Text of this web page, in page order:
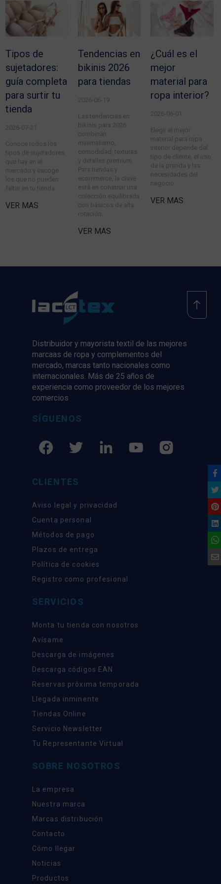
Tipos de
sujetadores:
guía completa
para surtir tu
tienda
2026-07-21
Conoce todos los
tipos de sujetadores
que hay en el
mercado y escoge
los que no pueden
faltar en tu tienda.
VER MAS
Tendencias en
bikinis 2026
para tiendas
2026-06-19
Las tendencias en
bikinis para 2026
combinan
minimalismo,
comodidad, texturas
y detalles premium.
Para tiendas y
ecommerce, la clave
está en construir una
colección equilibrada
con básicos de alta
rotación.
VER MAS
¿Cuál es el
mejor
material para
ropa interior?
2026-06-01
Elegir el mejor
material para ropa
interior depende del
tipo de cliente, el uso
de la prenda y las
necesidades del
negocio
VER MAS
Distribuidor y mayorista textil de las mejores
marcaas de ropa y complementos del
mercado, marcas tanto nacionales como
internacionales. Más de 25 años de
experiencia como proveedor de los mejores
comercios
SÍGUENOS
CLIENTES
Aviso legal y privacidad
Cuenta personal
Métodos de pago
Plazos de entrega
Política de cookies
Registro como profesional
SERVICIOS
Monta tu tienda con nosotros
Avísame
Descarga de imágenes
Descarga códigos EAN
Reservas próxima temporada
Llegada inminente
Tiendas Online
Servicio Newsletter
Tu Representante Virtual
SOBRE NOSOTROS
La empresa
Nuestra marca
Marcas distribución
Contacto
Cómo llegar
Noticias
Productos